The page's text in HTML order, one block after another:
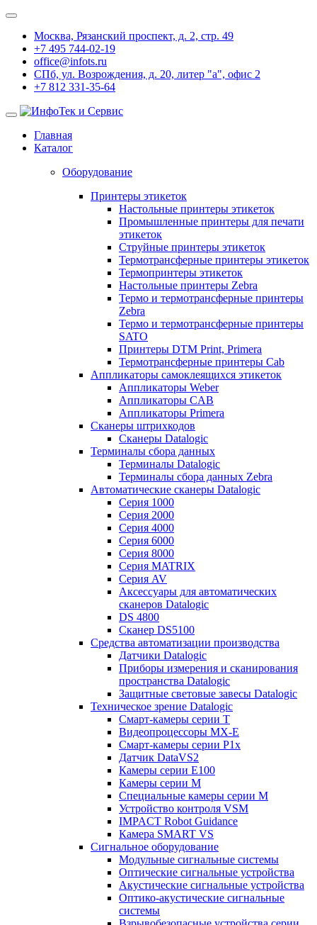
Москва, Рязанский проспект, д. 2, стр. 49
+7 495 744-02-19
office@infots.ru
СПб, ул. Возрождения, д. 20, литер "a", офис 2
+7 812 331-35-64
Главная
Каталог
Оборудование
Принтеры этикеток
Настольные принтеры этикеток
Промышленные принтеры для печати
этикеток
Струйные принтеры этикеток
Термотрансферные принтеры этикеток
Термопринтеры этикеток
Настольные принтеры Zebra
Термо и термотрансферные принтеры
Zebra
Термо и термотрансферные принтеры
SATO
Принтеры DTM Print, Primera
Термотрансферные принтеры Cab
Аппликаторы самоклеящихся этикеток
Аппликаторы Weber
Аппликаторы CAB
Аппликаторы Primera
Сканеры штрихкодов
Сканеры Datalogic
Терминалы сбора данных
Терминалы Datalogic
Терминалы сбора данных Zebra
Автоматические сканеры Datalogic
Серия 1000
Серия 2000
Серия 4000
Серия 6000
Серия 8000
Серия MATRIX
Серия AV
Аксессуары для автоматических
сканеров Datalogic
DS 4800
Сканер DS5100
Средства автоматизации производства
Датчики Datalogic
Приборы измерения и сканирования
пространства Datalogic
Защитные световые завесы Datalogic
Техническое зрение Datalogic
Смарт-камеры серии T
Видеопроцессоры MX-E
Смарт-камеры серии P1x
Датчик DataVS2
Камеры серии E100
Камеры серии M
Специальные камеры серии M
Устройство контроля VSM
IMPACT Robot Guidance
Камера SMART VS
Cигнальное оборудование
Модульные сигнальные системы
Оптические сигнальные устройства
Акустические сигнальные устройства
Оптико-акустические сигнальные
системы